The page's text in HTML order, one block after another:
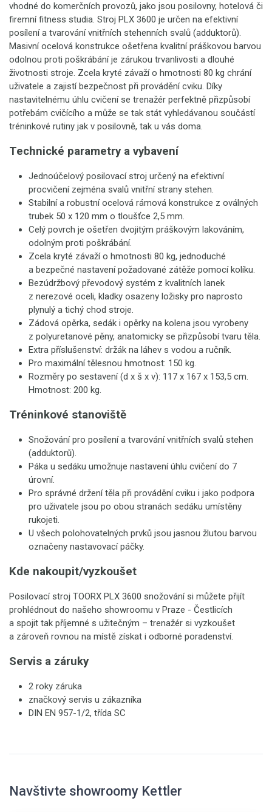
vhodné do komerčních provozů, jako jsou posilovny, hotelová či
firemní fitness studia. Stroj PLX 3600 je určen na efektivní
posílení a tvarování vnitřních stehenních svalů (adduktorů).
Masivní ocelová konstrukce ošetřena kvalitní práškovou barvou
odolnou proti poškrábání je zárukou trvanlivosti a dlouhé
životnosti stroje. Zcela kryté závaží o hmotnosti 80 kg chrání
uživatele a zajistí bezpečnost při provádění cviku. Díky
nastavitelnému úhlu cvičení se trenažér perfektně přizpůsobí
potřebám cvičícího a může se tak stát vyhledávanou součástí
tréninkové rutiny jak v posilovně, tak u vás doma.
Technické parametry a vybavení
Jednoúčelový posilovací stroj určený na efektivní
procvičení zejména svalů vnitřní strany stehen.
Stabilní a robustní ocelová rámová konstrukce z oválných
trubek 50 x 120 mm o tloušťce 2,5 mm.
Celý povrch je ošetřen dvojitým práškovým lakováním,
odolným proti poškrábání.
Zcela kryté závaží o hmotnosti 80 kg, jednoduché
a bezpečné nastavení požadované zátěže pomocí kolíku.
Bezúdržbový převodový systém z kvalitních lanek
z nerezové oceli, kladky osazeny ložisky pro naprosto
plynulý a tichý chod stroje.
Zádová opěrka, sedák i opěrky na kolena jsou vyrobeny
z polyuretanové pěny, anatomicky se přizpůsobí tvaru těla.
Extra příslušenství: držák na láhev s vodou a ručník.
Pro maximální tělesnou hmotnost: 150 kg.
Rozměry po sestavení (d x š x v): 117 x 167 x 153,5 cm.
Hmotnost: 200 kg.
Tréninkové stanoviště
Snožování pro posílení a tvarování vnitřních svalů stehen
(adduktorů).
Páka u sedáku umožnuje nastavení úhlu cvičení do 7
úrovní.
Pro správné držení těla při provádění cviku i jako podpora
pro uživatele jsou po obou stranách sedáku umístěny
rukojeti.
U všech polohovatelných prvků jsou jasnou žlutou barvou
označeny nastavovací páčky.
Kde nakoupit/vyzkoušet
Posilovací stroj TOORX PLX 3600 snožování si můžete přijít
prohlédnout do našeho showroomu v Praze - Čestlicích
a spojit tak příjemné s užitečným – trenažér si vyzkoušet
a zároveň rovnou na místě získat i odborné poradenství.
Servis a záruky
2 roky záruka
značkový servis u zákazníka
DIN EN 957-1/2, třída SC
Navštivte showroomy Kettler